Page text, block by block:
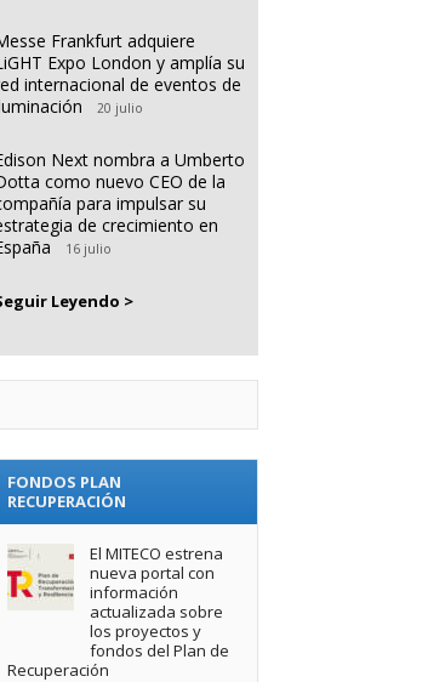
Frankfurt adquiere
Expo London y amplía su
internacional de eventos de
20 julio
Next nombra a Umberto
como nuevo CEO de la
para impulsar su
de crecimiento en
16 julio
Leyendo >
FONDOS PLAN
RECUPERACIÓN
El MITECO estrena
nueva portal con
información
actualizada sobre
los proyectos y
fondos del Plan de
Recuperación